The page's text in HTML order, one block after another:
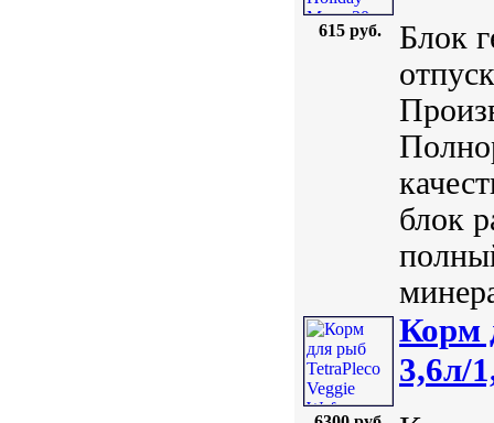
615 руб.
Блок
блок
Корм
3,6л/